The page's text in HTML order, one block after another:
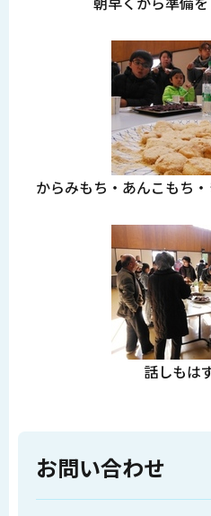
からみもち・あんこもち
話しもは
お問い合わせ